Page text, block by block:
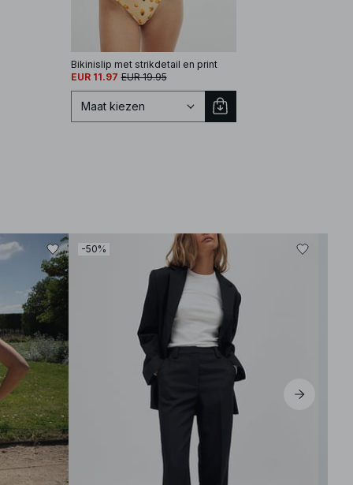
Bikinislip met strikdetail en print
EUR 11.97 EUR 19.95
XS
Maat kiezen
-50%